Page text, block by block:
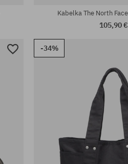
Kabelka The North
105,90 €
-34%